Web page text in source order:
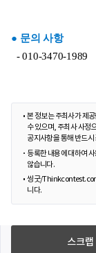
● 문의 사항
- 010-3470-1989
본 정보는 주최사가 제
수 있으며, 주최사 사정
공지사항을 통해 반드
등록한 내용에 대하여
않습니다.
씽굿/
니다.
스크랩